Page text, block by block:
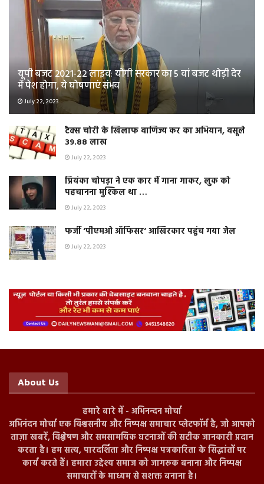
यूपी बजट 2021-22 लाइव: योगी सरकार का 5 वां बजट थोड़ी देर
में पेश होगा, ये घोषणाएं संभव
July 22, 2023
टैक्स चोरी के खिलाफ वाणिज्य कर का अभियान, वसूले
39.88 लाख
July 22, 2023
प्रियंका चोपड़ा ने एक कार में गाना गाकर, लुक को
पहचानना मुश्किल था …
July 22, 2023
फर्जी ‘पीएमओ ऑफिसर‘ आखिरकार पहुंच गया जेल
July 22, 2023
About Us
हमारे बारे में - अभिनन्दन मोर्चा
अभिनंदन मोर्चा एक विश्वसनीय और निष्पक्ष समाचार प्लेटफॉर्म है, जो आपको
ताज़ा खबरें, विश्लेषण और समसामयिक घटनाओं की सटीक जानकारी प्रदान
करता है। हम सत्य, पारदर्शिता और निष्पक्ष पत्रकारिता के सिद्धांतों पर
कार्य करते हैं। हमारा उद्देश्य समाज को जागरूक बनाना और निष्पक्ष
समाचारों के माध्यम से सशक्त बनाना है।